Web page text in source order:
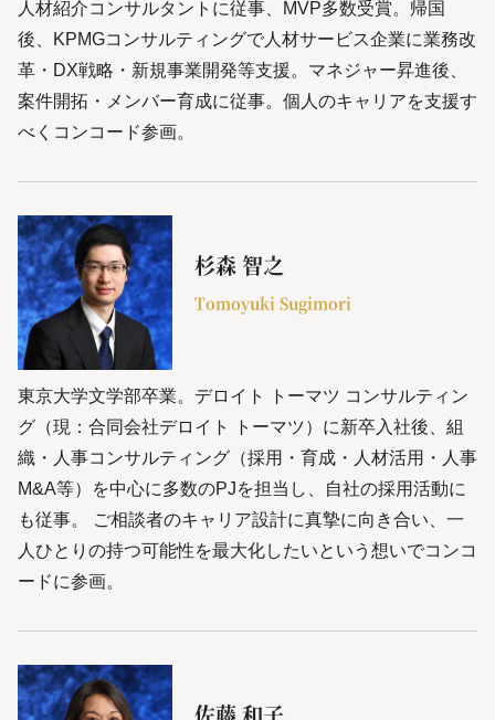
人材紹介コンサルタントに従事、MVP多数受賞。帰国
後、KPMGコンサルティングで人材サービス企業に業務改
革・DX戦略・新規事業開発等支援。マネジャー昇進後、
案件開拓・メンバー育成に従事。個人のキャリアを支援す
べくコンコード参画。
杉森 智之
Tomoyuki Sugimori
東京大学文学部卒業。デロイト トーマツ コンサルティン
グ（現：合同会社デロイト トーマツ）に新卒入社後、組
織・人事コンサルティング（採用・育成・人材活用・人事
M&A等）を中心に多数のPJを担当し、自社の採用活動に
も従事。 ご相談者のキャリア設計に真摯に向き合い、一
人ひとりの持つ可能性を最大化したいという想いでコンコ
ードに参画。